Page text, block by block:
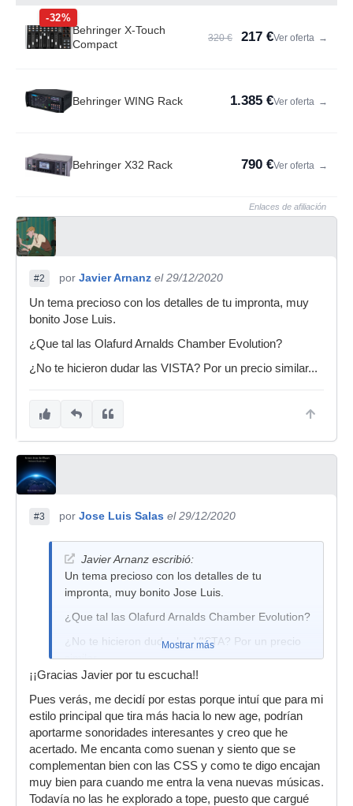
-32%
Behringer X-Touch
Compact
320 € 217 €Ver oferta →
Behringer WING Rack 1.385 €Ver oferta →
Behringer X32 Rack 790 €Ver oferta →
Enlaces de afiliación
#2 por Javier Arnanz el 29/12/2020
Un tema precioso con los detalles de tu impronta, muy
bonito Jose Luis.
¿Que tal las Olafurd Arnalds Chamber Evolution?
¿No te hicieron dudar las VISTA? Por un precio similar...
#3 por Jose Luis Salas el 29/12/2020
Javier Arnanz escribió:
Un tema precioso con los detalles de tu
impronta, muy bonito Jose Luis.
¿Que tal las Olafurd Arnalds Chamber Evolution?
¿No te hicieron dudar las VISTA? Por un precio
similar...
Mostrar más
¡¡Gracias Javier por tu escucha!!
Pues verás, me decidí por estas porque intuí que para mi
estilo principal que tira más hacia lo new age, podrían
aportarme sonoridades interesantes y creo que he
acertado. Me encanta como suenan y siento que se
complementan bien con las CSS y como te digo encajan
muy bien para cuando me entra la vena nuevas músicas.
Todavía no las he explorado a tope, puesto que cargué